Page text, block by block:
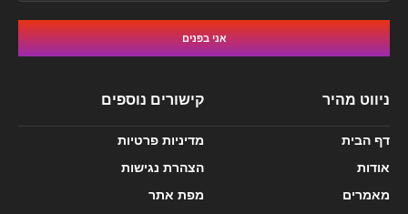
אני בפנים
ניווט מהיר
דף הבית
אודות
מאמרים
קישורים נוספים
מדיניות פרטיות
הצהרת נגישות
מפת אתר